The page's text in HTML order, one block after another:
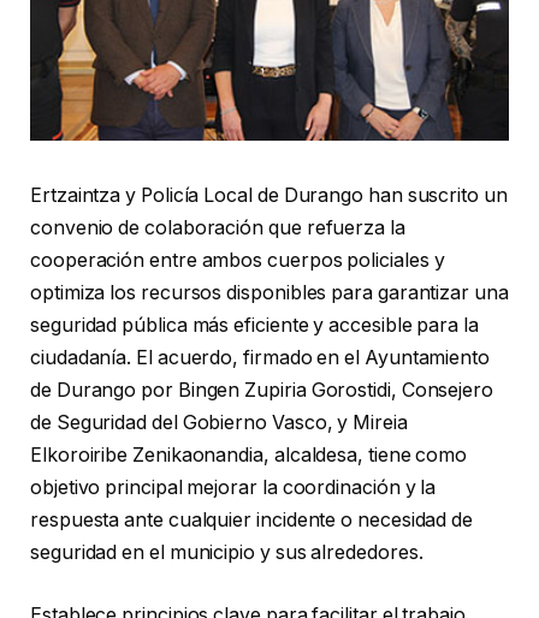
Ertzaintza y Policía Local de Durango han suscrito un
convenio de colaboración que refuerza la
cooperación entre ambos cuerpos policiales y
optimiza los recursos disponibles para garantizar una
seguridad pública más eficiente y accesible para la
ciudadanía. El acuerdo, firmado en el Ayuntamiento
de Durango por Bingen Zupiria Gorostidi, Consejero
de Seguridad del Gobierno Vasco, y Mireia
Elkoroiribe Zenikaonandia, alcaldesa, tiene como
objetivo principal mejorar la coordinación y la
respuesta ante cualquier incidente o necesidad de
seguridad en el municipio y sus alrededores.